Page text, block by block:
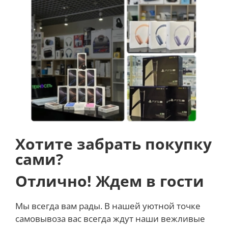
Хотите забрать покупку
сами?
Отлично! Ждем в гости
Мы всегда вам рады. В нашей уютной точке
самовывоза вас всегда ждут наши вежливые